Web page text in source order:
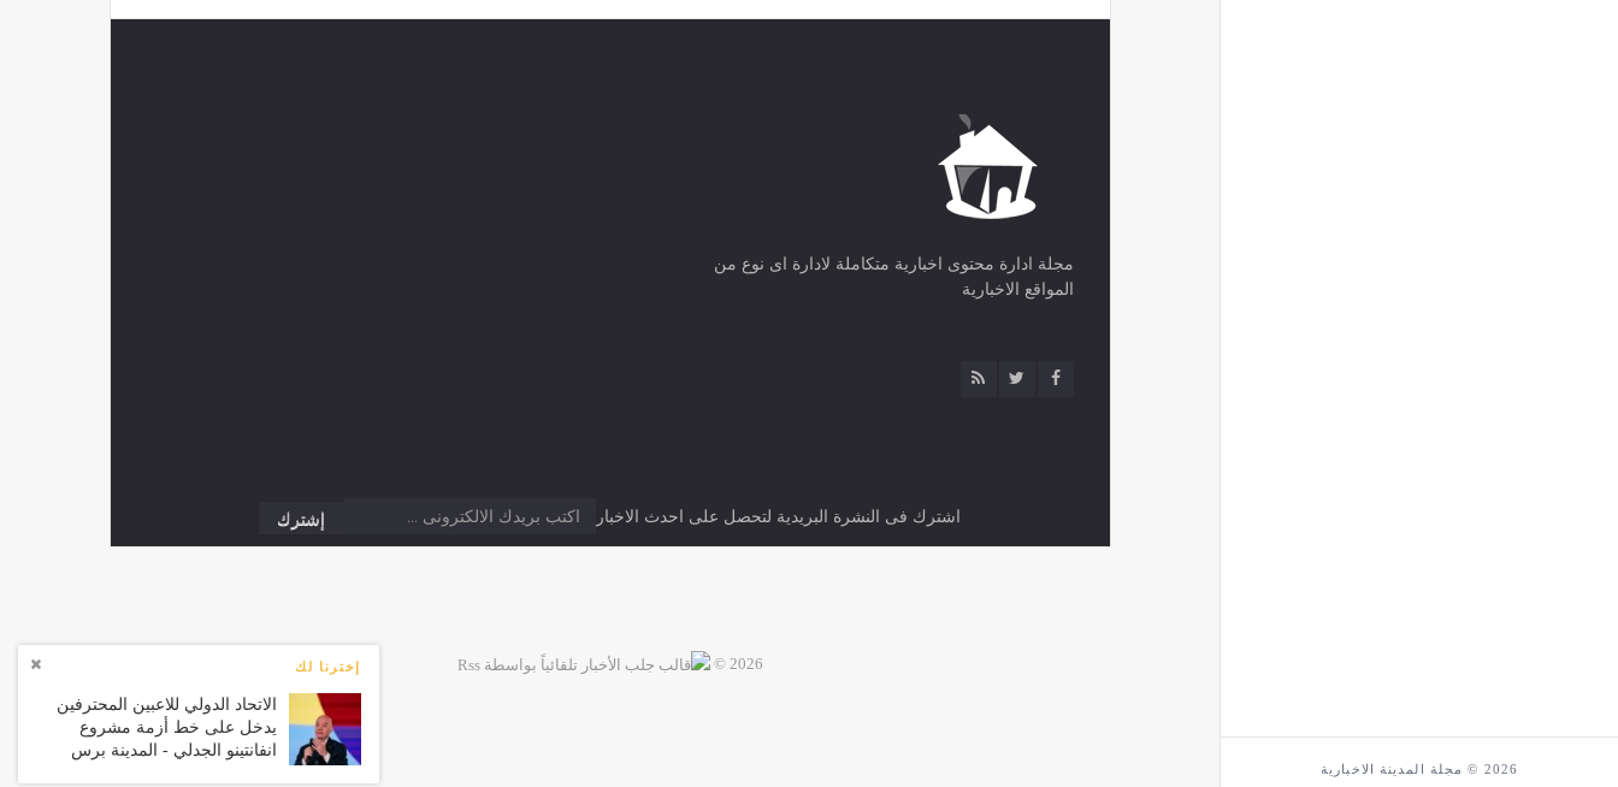
2026 © مجلة المدينة الاخبارية
إخترنا لك
الاتحاد الدولي للاعبين المحترفين
يدخل على خط أزمة مشروع
انفانتينو الجدلي - المدينة برس
مجلة ادارة محتوى اخبارية متكاملة لادارة اى نوع من
المواقع الاخبارية
اشترك فى النشرة البريدية لتحصل على احدث الاخبار
2026 ©